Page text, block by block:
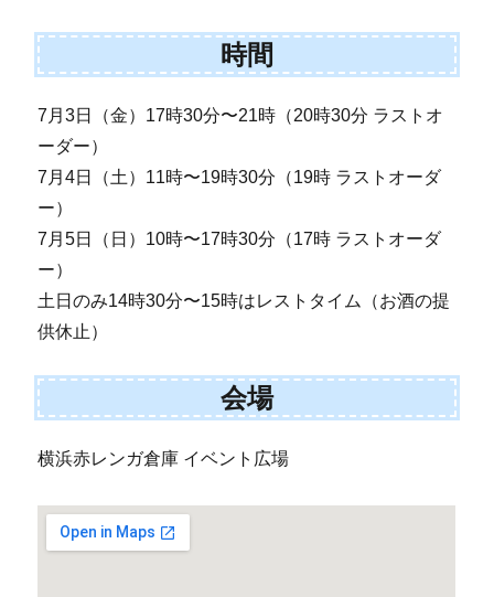
時間
7月3日（金）17時30分〜21時（20時30分 ラストオ
ーダー）
7月4日（土）11時〜19時30分（19時 ラストオーダ
ー）
7月5日（日）10時〜17時30分（17時 ラストオーダ
ー）
土日のみ14時30分〜15時はレストタイム（お酒の提
供休止）
会場
横浜赤レンガ倉庫 イベント広場